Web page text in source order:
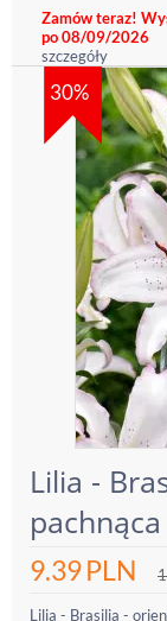
Zamów teraz!
po 08/09/2026
szczegóły
30%
Lilia -
pachnąca
9.39PLN
Lilia - Brasilia -